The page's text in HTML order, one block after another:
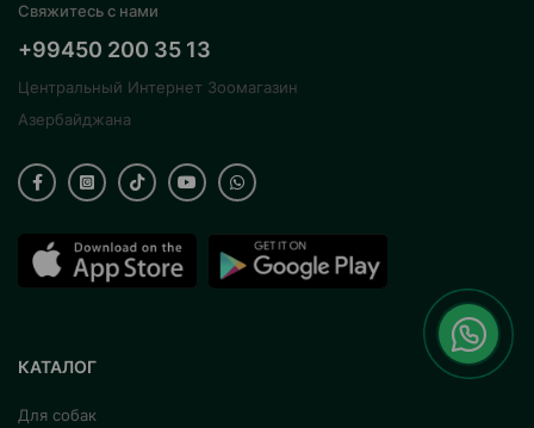
Свяжитесь с нами
+99450 200 35 13
Центральный Интернет Зоомагазин
Азербайджана
КАТАЛОГ
Для собак